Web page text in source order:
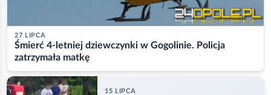
27 LIPCA
Śmierć 4-letniej dziewczynki w Gogolinie. Policja
zatrzymała matkę
15 LIPCA